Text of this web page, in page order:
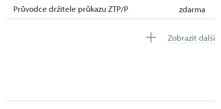
Průvodce držitele průkazu ZTP/P
zdarma
Pedagogický dozor (1 osoba na 10 dětí)
Průkaz ICOMOS*
zdarma
Zobrazit další